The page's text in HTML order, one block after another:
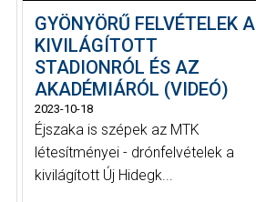
GYÖNYÖRŰ FELVÉTELEK A
KIVILÁGÍTOTT
STADIONRÓL ÉS AZ
AKADÉMIÁRÓL (VIDEÓ)
2023-10-18
Éjszaka is szépek az MTK
létesítményei - drónfelvételek a
kivilágított Új Hidegk...